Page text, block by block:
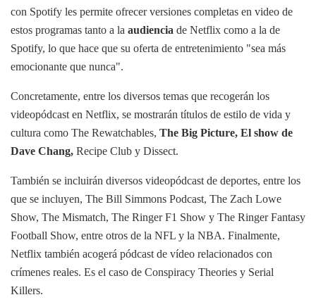
con Spotify les permite ofrecer versiones completas en video de
estos programas tanto a la audiencia de Netflix como a la de
Spotify, lo que hace que su oferta de entretenimiento "sea más
emocionante que nunca".
Concretamente, entre los diversos temas que recogerán los
videopódcast en Netflix, se mostrarán títulos de estilo de vida y
cultura como The Rewatchables, The Big Picture, El show de
Dave Chang, Recipe Club y Dissect.
También se incluirán diversos videopódcast de deportes, entre los
que se incluyen, The Bill Simmons Podcast, The Zach Lowe
Show, The Mismatch, The Ringer F1 Show y The Ringer Fantasy
Football Show, entre otros de la NFL y la NBA. Finalmente,
Netflix también acogerá pódcast de vídeo relacionados con
crímenes reales. Es el caso de Conspiracy Theories y Serial
Killers.